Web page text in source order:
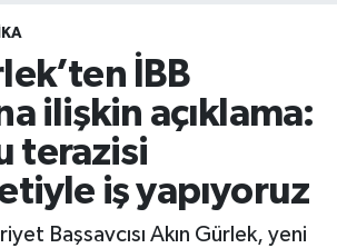
İBB
ilişkin açıklama:
terazisi
iş yapıyoruz
Başsavcısı Akın Gürlek, yeni